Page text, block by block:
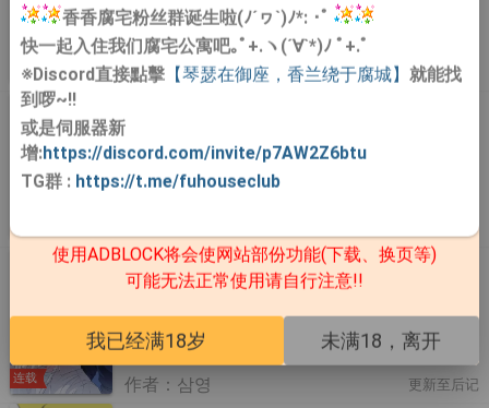
完结
来~ 文：저수리 / 图：엔지 拥有模特身材与出众外貌的
张宰英，好脾气众所周知，但实际上是个无赖。这样的
他，遇见了书呆子秋商宇，次次拿第一的逻辑天才。性格
完全相反的两个人，仿佛计算机程序出错，奇迹般地走到
作者：엔지 更新至外传14
《짝사랑 랑데부》 平台：bomtoon 别名 : 单相思约会 嚮
往着校园恋情的韩天空， 某天却意外目睹某位阴沉男子
的毒品交易(?)现场， 吓得半死的韩天空马上拔腿狂奔...
而加入社团， 却再次撞见毒品交易男崔多情， 因缘际会
下还让对方踏进了自己的租屋处?! 当恋爱脑的韩天空碰上
有着反转魅力的崔多情， 两人将会迸出怎么样鸡飞狗跳
更新至后记
连载
Turnover【无码】
的阻力在水中前进。 但是他无论怎么伸出手划水也无法
触及对方，而他却像是以逃跑为目的拼命踢脚打水。 一
起度过多年岁月的这两个男人，若即若离的成长罗曼史即
将展开…
作者：삼영 更新至后记
香香腐宅粉丝群诞生啦(ﾉ´ヮ`)ﾉ*: ･ﾟ
快一起入住我们腐宅公寓吧｡ﾟ+.ヽ(´∀`*)ﾉ ﾟ+.ﾟ
※Discord直接點擊【琴瑟在御座，香兰绕于腐城】 就能找
到啰~!!
或是伺服器新
增:https://discord.com/invite/p7AW2Z6btu
TG群: https://t.me/fuhouseclub
使用ADBLOCK将会使网站部份功能(下载、换页等)
可能无法正常使用请自行注意!!
我已经满18岁 未满18，离开